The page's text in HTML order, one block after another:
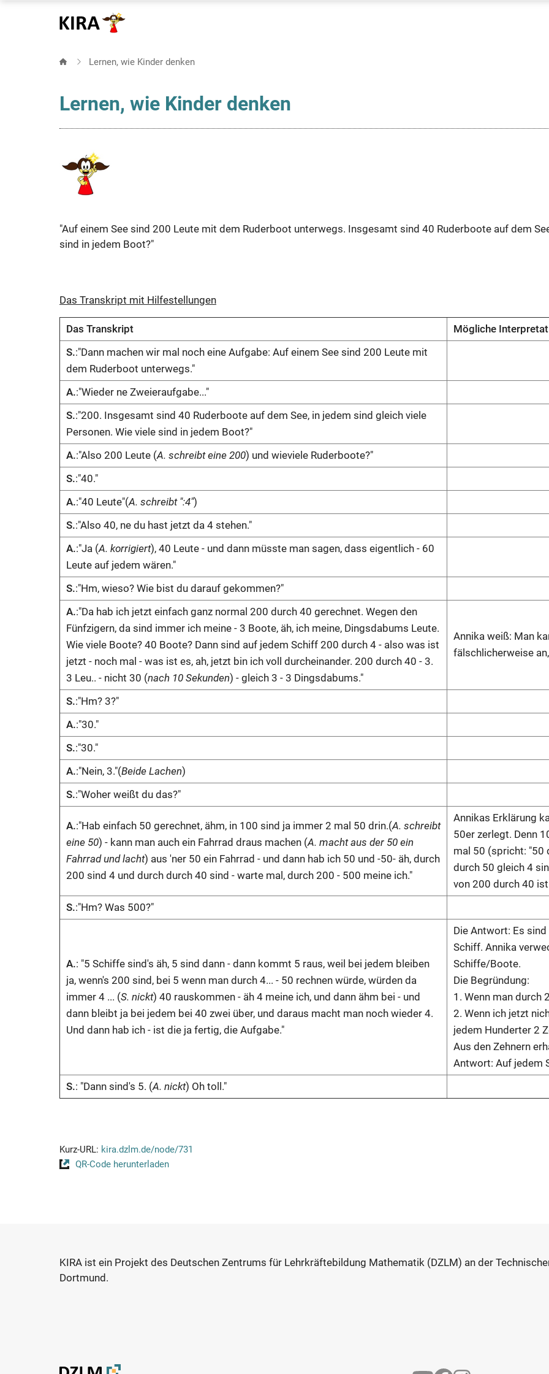
Lernen, wie Kinder denken
Lernen, wie Kinder denken
"Auf einem See sind 200 Leute mit dem Ruderboot unterwegs. Insgesamt sind 40 Ruderboote auf dem
sind in jedem Boot?"
Das Transkript mit Hilfestellungen
Das Transkript
Mögliche
S.:"Dann machen wir mal noch eine Aufgabe: Auf einem See sind 200 Leute mit
dem Ruderboot unterwegs."
A.:"Wieder ne Zweieraufgabe..."
S.:"200. Insgesamt sind 40 Ruderboote auf dem See, in jedem sind gleich viele
Personen. Wie viele sind in jedem Boot?"
A.:"Also 200 Leute (A. schreibt eine 200) und wieviele Ruderboote?"
S.:"40."
A.:"40 Leute"(A. schreibt ":4")
S.:"Also 40, ne du hast jetzt da 4 stehen."
A.:"Ja (A. korrigiert), 40 Leute - und dann müsste man sagen, dass eigentlich - 60
Leute auf jedem wären."
S.:"Hm, wieso? Wie bist du darauf gekommen?"
A.:"Da hab ich jetzt einfach ganz normal 200 durch 40 gerechnet. Wegen den
Fünfzigern, da sind immer ich meine - 3 Boote, äh, ich meine, Dingsdabums Leute.
Wie viele Boote? 40 Boote? Dann sind auf jedem Schiff 200 durch 4 - also was ist
jetzt - noch mal - was ist es, ah, jetzt bin ich voll durcheinander. 200 durch 40 - 3.
3 Leu.. - nicht 30 (nach 10 Sekunden) - gleich 3 - 3 Dingsdabums."
Annika weiß: Man
fälschlicherweise
S.:"Hm? 3?"
A.:"30."
S.:"30."
A.:"Nein, 3."(Beide Lachen)
S.:"Woher weißt du das?"
A.:"Hab einfach 50 gerechnet, ähm, in 100 sind ja immer 2 mal 50 drin.(A. schreibt
eine 50) - kann man auch ein Fahrrad draus machen (A. macht aus der 50 ein
Fahrrad und lacht) aus 'ner 50 ein Fahrrad - und dann hab ich 50 und -50- äh, durch
200 sind 4 und durch durch 40 sind - warte mal, durch 200 - 500 meine ich."
Annikas Erklärung
50er zerlegt. Denn
mal 50 (spricht: "50
durch 50 gleich 4
von 200 durch 40
S.:"Hm? Was 500?"
A.: "5 Schiffe sind's äh, 5 sind dann - dann kommt 5 raus, weil bei jedem bleiben
ja, wenn's 200 sind, bei 5 wenn man durch 4... - 50 rechnen würde, würden da
immer 4 ... (S. nickt) 40 rauskommen - äh 4 meine ich, und dann ähm bei - und
dann bleibt ja bei jedem bei 40 zwei über, und daraus macht man noch wieder 4.
Und dann hab ich - ist die ja fertig, die Aufgabe."
Die Antwort: Es
Schiff. Annika
Schiffe/Boote.
Die Begründung:
1. Wenn man durch
2. Wenn ich jetzt
jedem Hunderter 2
Aus den Zehnern
Antwort: Auf jedem
S.: "Dann sind's 5. (A. nickt) Oh toll."
Kurz-URL: kira.dzlm.de/node/731
QR-Code herunterladen
KIRA ist ein Projekt des Deutschen Zentrums für Lehrkräftebildung Mathematik (DZLM) an der
Dortmund.